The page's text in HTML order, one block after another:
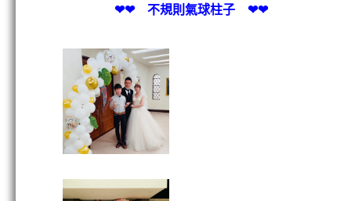
❤❤ 不規則氣球柱子 ❤❤